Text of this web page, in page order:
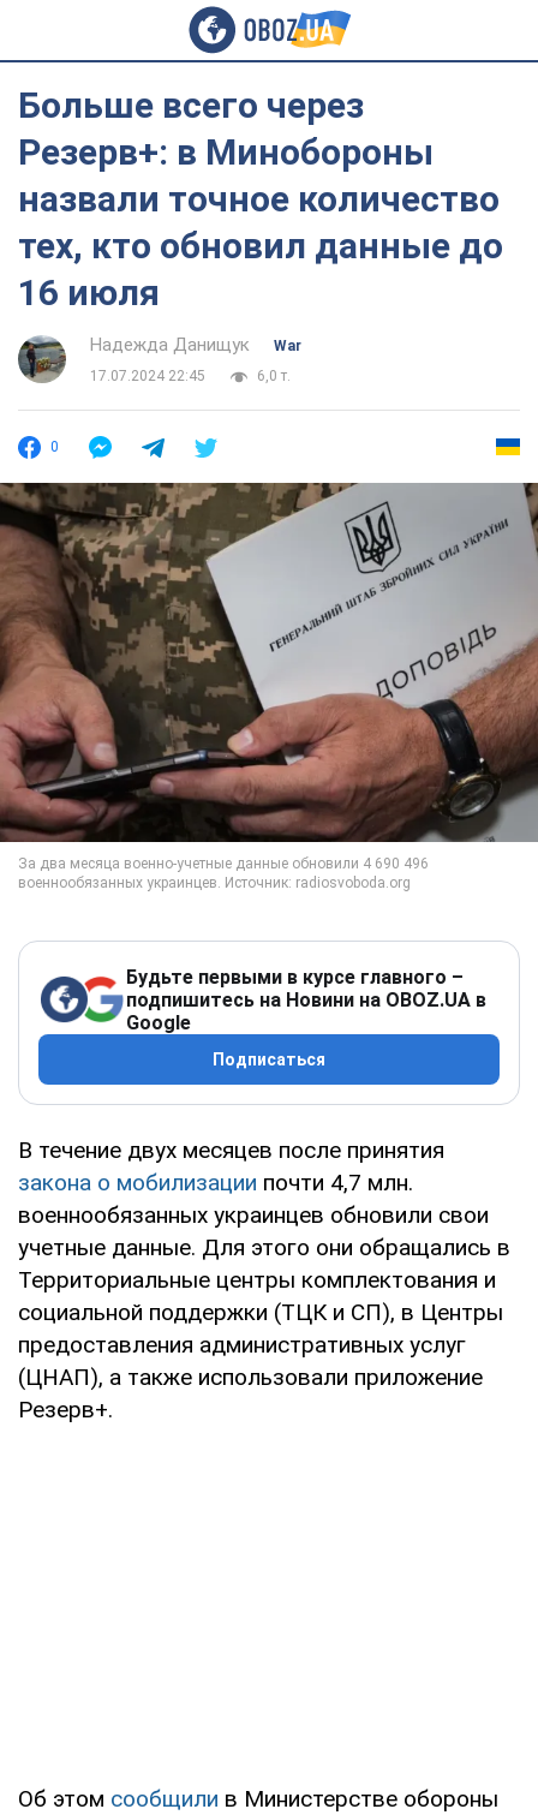
Больше всего через
Резерв+: в Минобороны
назвали точное количество
тех, кто обновил данные до
16 июля
Надежда Данищук
War
17.07.2024 22:45
6,0 т.
0
Будьте первыми в курсе главного –
подпишитесь на Новини на OBOZ.UA в
Google
Подписаться
В течение двух месяцев после принятия
закона о мобилизации почти 4,7 млн.
военнообязанных украинцев обновили свои
учетные данные. Для этого они обращались в
Территориальные центры комплектования и
социальной поддержки (ТЦК и СП), в Центры
предоставления административных услуг
(ЦНАП), а также использовали приложение
Резерв+.
Об этом сообщили в Министерстве обороны